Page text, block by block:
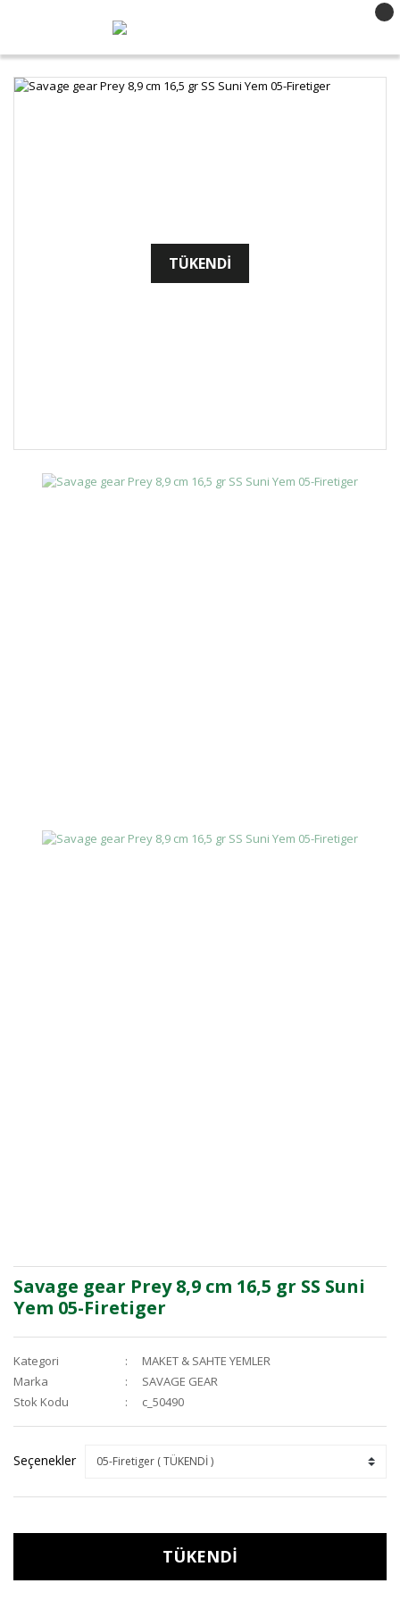
TÜKENDİ
Savage gear Prey 8,9 cm 16,5 gr SS Suni
Yem 05-Firetiger
Kategori
MAKET & SAHTE YEMLER
Marka
SAVAGE GEAR
Stok Kodu
c_50490
Seçenekler
TÜKENDİ